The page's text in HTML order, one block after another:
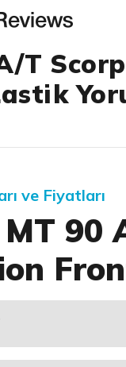
T
ve Fiyatları
90